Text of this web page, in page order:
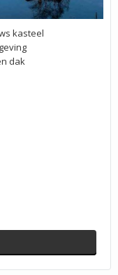
kasteel
dak